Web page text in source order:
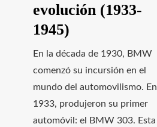
evolución (1933-
1945)
En la década de 1930, BMW
comenzó su incursión en el
mundo del automovilismo. En
1933, produjeron su primer
automóvil: el BMW 303. Esta